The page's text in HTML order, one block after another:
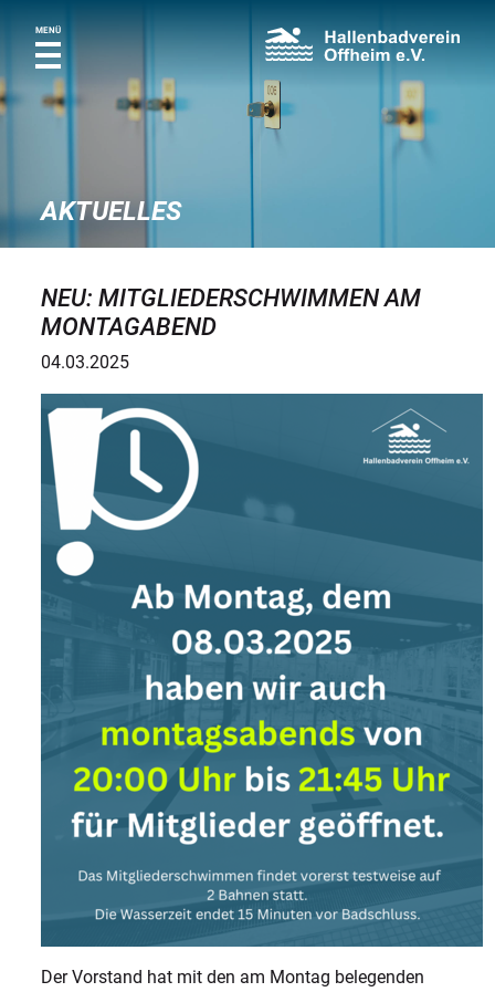
MENÜ
AKTUELLES
NEU: MITGLIEDERSCHWIMMEN AM
MONTAGABEND
04.03.2025
Der Vorstand hat mit den am Montag belegenden